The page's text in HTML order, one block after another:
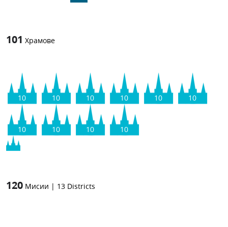
101 Храмове
10 10 10 10 10 10
10 10 10 10
120 Мисии | 13 Districts